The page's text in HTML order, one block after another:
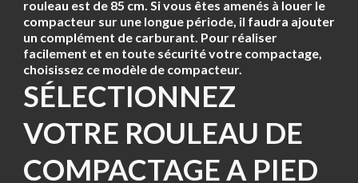
rouleau est de 85 cm. Si vous êtes amenés à louer le
compacteur sur une longue période, il faudra ajouter
un complément de carburant. Pour réaliser
facilement et en toute sécurité votre compactage,
choisissez ce modèle de compacteur.
SÉLECTIONNEZ
VOTRE ROULEAU DE
COMPACTAGE A PIED